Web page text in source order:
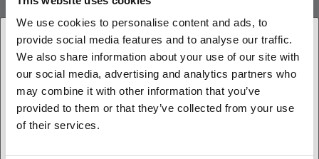
We use cookies to personalise content and ads, to
provide social media features and to analyse our traffic.
We also share information about your use of our site with
our social media, advertising and analytics partners who
may combine it with other information that you’ve
provided to them or that they’ve collected from your use
of their services.
części, nasz filament zapewnia, że Twoje wydruki wyróżniają
się przyciągającym wzrok blaskiem.
Precyzyjna tolerancja średnicy:Doświadcz
bezproblemowego drukowania dzięki ścisłemu
przestrzeganiu precyzyjnych tolerancji średnicy. Jednolita
średnica filamentu zapewnia optymalny przepływ, co
skutkuje nienaganną przyczepnością warstw i
nieskazitelnym wykończeniem wydruków 3D. Tolerancja: +/-
0,03 mm
1. Jesteś klientem biznesowym, czy klientem
indywidualnym?